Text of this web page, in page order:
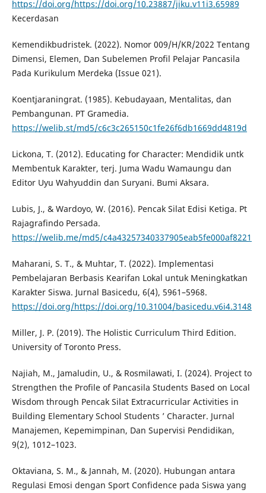
https://doi.org/https://doi.org/10.23887/jiku.v11i3.65989
Kecerdasan
Kemendikbudristek. (2022). Nomor 009/H/KR/2022 Tentang
Dimensi, Elemen, Dan Subelemen Profil Pelajar Pancasila
Pada Kurikulum Merdeka (Issue 021).
Koentjaraningrat. (1985). Kebudayaan, Mentalitas, dan
Pembangunan. PT Gramedia.
https://welib.st/md5/c6c3c265150c1fe26f6db1669dd4819d
Lickona, T. (2012). Educating for Character: Mendidik untk
Membentuk Karakter, terj. Juma Wadu Wamaungu dan
Editor Uyu Wahyuddin dan Suryani. Bumi Aksara.
Lubis, J., & Wardoyo, W. (2016). Pencak Silat Edisi Ketiga. Pt
Rajagrafindo Persada.
https://welib.me/md5/c4a43257340337905eab5fe000af8221
Maharani, S. T., & Muhtar, T. (2022). Implementasi
Pembelajaran Berbasis Kearifan Lokal untuk Meningkatkan
Karakter Siswa. Jurnal Basicedu, 6(4), 5961–5968.
https://doi.org/https://doi.org/10.31004/basicedu.v6i4.3148
Miller, J. P. (2019). The Holistic Curriculum Third Edition.
University of Toronto Press.
Najiah, M., Jamaludin, U., & Rosmilawati, I. (2024). Project to
Strengthen the Profile of Pancasila Students Based on Local
Wisdom through Pencak Silat Extracurricular Activities in
Building Elementary School Students ’ Character. Jurnal
Manajemen, Kepemimpinan, Dan Supervisi Pendidikan,
9(2), 1012–1023.
Oktaviana, S. M., & Jannah, M. (2020). Hubungan antara
Regulasi Emosi dengan Sport Confidence pada Siswa yang